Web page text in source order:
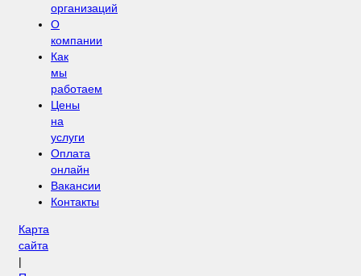
организаций
О
компании
Как
мы
работаем
Цены
на
услуги
Оплата
онлайн
Вакансии
Контакты
Карта
сайта
|